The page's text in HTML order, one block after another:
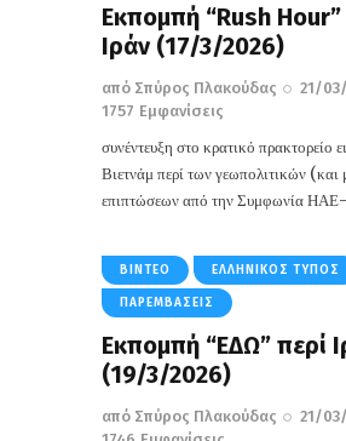
Εκπομπή “Rush Hour”
Ιράν (17/3/2026)
από Σπύρος Πλακούδας
21/
1757 Εμφανίσεις
συνέντευξη στο κρατικό πρακτορείο
Βιετνάμ περί των γεωπολιτικών (και
επιπτώσεων από την Συμφωνία
ΒΊΝΤΕΟ ΕΛΛΗΝΙΚΌΣ ΤΎΠΟΣ
ΠΑΡΕΜΒΆΣΕΙΣ
Εκπομπή “EΔΩ” περί
(19/3/2026)
από Σπύρος Πλακούδας
21/